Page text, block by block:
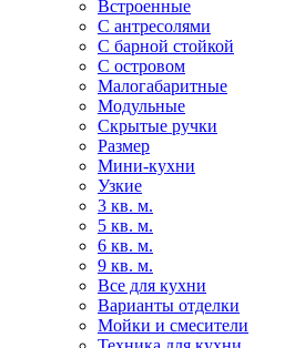
Встроенные
С антресолями
С барной стойкой
С островом
Малогабаритные
Модульные
Скрытые ручки
Размер
Мини-кухни
Узкие
3 кв. м.
5 кв. м.
6 кв. м.
9 кв. м.
Все для кухни
Варианты отделки
Мойки и смесители